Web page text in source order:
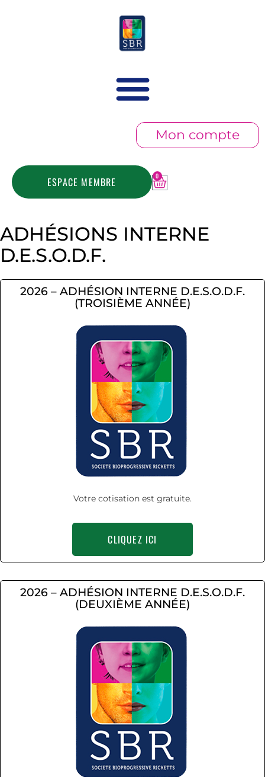
Mon compte
ESPACE MEMBRE 0
ADHÉSIONS INTERNE
D.E.S.O.D.F.
2026 – ADHÉSION INTERNE D.E.S.O.D.F.
(TROISIÈME ANNÉE)
Votre cotisation est gratuite.
CLIQUEZ ICI
2026 – ADHÉSION INTERNE D.E.S.O.D.F.
(DEUXIÈME ANNÉE)